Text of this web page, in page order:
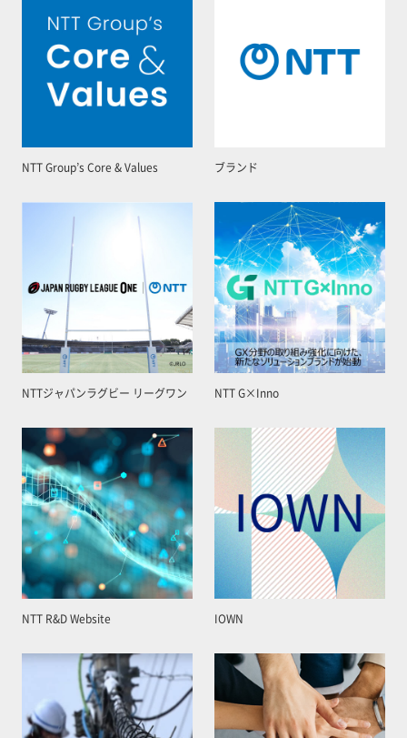
NTT Group’s Core & Values ブランド
NTTジャパンラグビー リーグワン NTT G×Inno
NTT R&D Website IOWN